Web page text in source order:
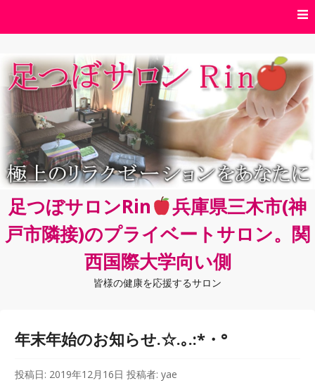
ン
ツ
へ
ス
キ
ッ
プ
足つぼサロンRin
兵庫県三木市(神
戸市隣接)のプライベートサロン。関
西国際大学向い側
皆様の健康を応援するサロン
年末年始のお知らせ.☆.｡.:*・°
投稿日: 2019年12月16日 投稿者:yae